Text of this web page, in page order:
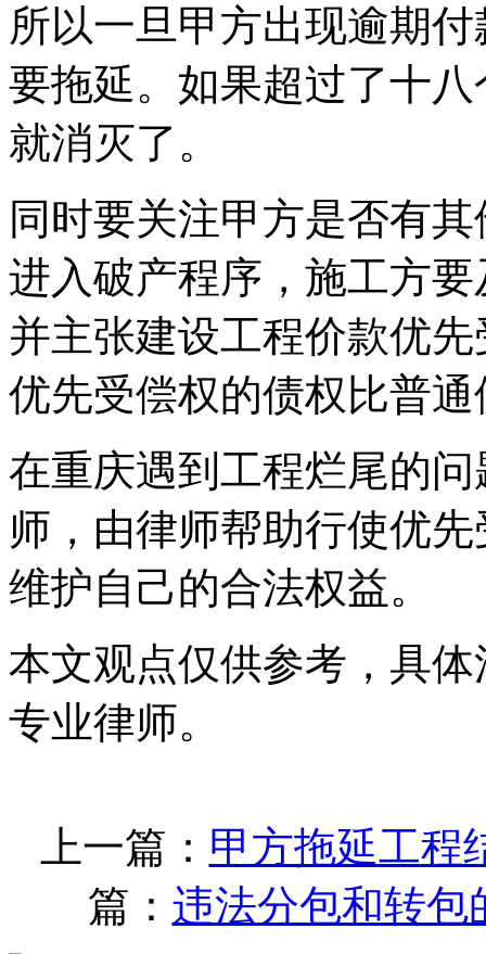
所以一旦甲方出现逾期
要拖延。如果超过了十
就消灭了。
同时要关注甲方是否有
进入破产程序，施工方
并主张建设工程价款优
优先受偿权的债权比普
在重庆遇到工程烂尾的
师，由律师帮助行使优
维护自己的合法权益。
本文观点仅供参考，具
专业律师。
上一篇： 甲方拖延工程
篇： 违法分包和转包